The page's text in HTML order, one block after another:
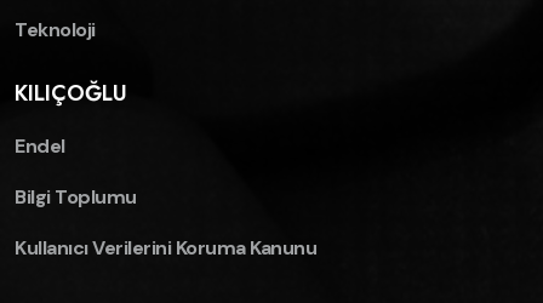
Teknoloji
KILIÇOĞLU
Endel
Bilgi Toplumu
Kullanıcı Verilerini Koruma Kanunu